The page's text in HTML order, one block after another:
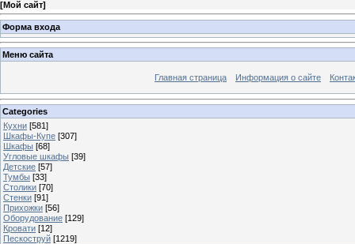
[Мой сайт]
Форма входа
Меню сайта
Главная страница Информация о сайте
Categories
Кухни [581]
Шкафы-Купе [307]
Шкафы [68]
Угловые шкафы [39]
Детские [57]
Тумбы [33]
Столики [70]
Стенки [91]
Прихожки [56]
Оборудование [129]
Кровати [12]
Пескоструй [1219]